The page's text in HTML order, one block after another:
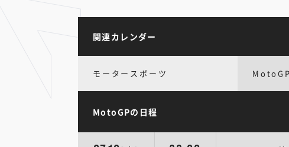
関連カレンダー
モータースポーツ MotoGP
MotoGPの日程